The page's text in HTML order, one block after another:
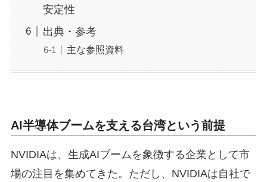
安定性
出典・参考
主な参照資料
AI半導体ブームを支える台湾という前提
NVIDIAは、生成AIブームを象徴する企業として市
場の注目を集めてきた。ただし、NVIDIAは自社で